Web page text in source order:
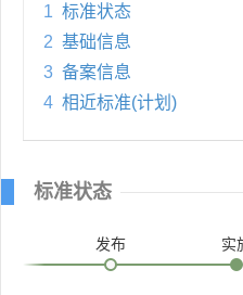
1 标准状态
2 基础信息
3 备案信息
4 相近标准(计划)
标准状态
发布 实